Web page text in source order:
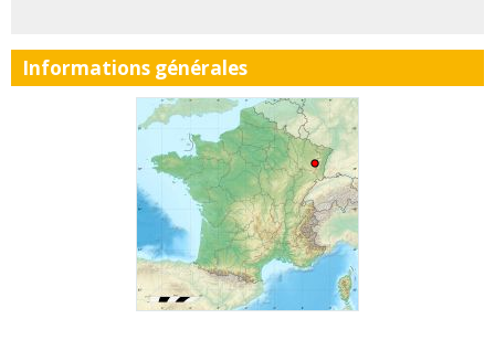
Informations générales